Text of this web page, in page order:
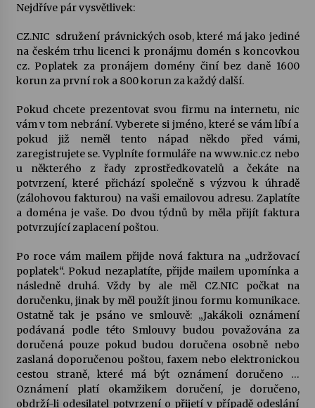
šedesátka: 28. 7.–1. 8. 2026
Letní koncerty ve Stromovce: Kolchoz a
Jenakaši
28. 7. 2026
Votavžatský ploty
23. 7. 2026
Letní koncerty ve Stromovce: Rufus Miller
22. 7. 2026
Vysočinka
17. 7. 2026
Ozvěny prázdnin
14. 7. 2026
Za kulturou kousek za Humpolec. V Želivě ožije
odkaz Josefa Čapka
13. 7. 2026
Nejdříve pár vysvětlivek:
CZ.NIC  sdružení právnických osob, které má jako jediné
na českém trhu licenci k pronájmu domén s koncovkou
cz. Poplatek za pronájem domény činí bez daně 1600
korun za první rok a 800 korun za každý další.
Pokud chcete prezentovat svou firmu na internetu, nic
vám v tom nebrání. Vyberete si jméno, které se vám líbí a
pokud již neměl tento nápad někdo před vámi,
zaregistrujete se. Vyplníte formuláře na www.nic.cz nebo
u některého z řady zprostředkovatelů a čekáte na
potvrzení, které přichází společně s výzvou k úhradě
(zálohovou fakturou) na vaši emailovou adresu. Zaplatíte
a doména je vaše. Do dvou týdnů by měla přijít faktura
potvrzující zaplacení poštou.
Po roce vám mailem přijde nová faktura na „udržovací
poplatek“. Pokud nezaplatíte, přijde mailem upomínka a
následně druhá. Vždy by ale měl CZ.NIC počkat na
doručenku, jinak by měl použít jinou formu komunikace.
Ostatně tak je psáno ve smlouvě: „Jakákoli oznámení
podávaná podle této Smlouvy budou považována za
doručená pouze pokud budou doručena osobně nebo
zaslaná doporučenou poštou, faxem nebo elektronickou
cestou straně, které má být oznámení doručeno …
Oznámení platí okamžikem doručení, je doručeno,
obdrží-li odesilatel potvrzení o přijetí v případě odeslání